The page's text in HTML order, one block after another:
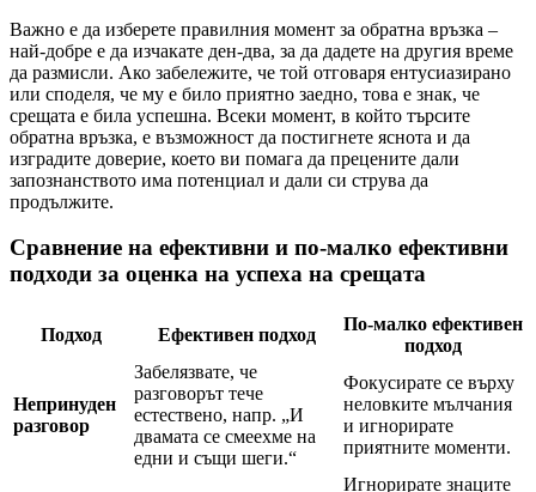
Важно е да изберете правилния момент за обратна връзка –
най-добре е да изчакате ден-два, за да дадете на другия време
да размисли. Ако забележите, че той отговаря ентусиазирано
или споделя, че му е било приятно заедно, това е знак, че
срещата е била успешна. Всеки момент, в който търсите
обратна връзка, е възможност да постигнете яснота и да
изградите доверие, което ви помага да прецените дали
запознанството има потенциал и дали си струва да
продължите.
Сравнение на ефективни и по-малко ефективни
подходи за оценка на успеха на срещата
Подход Ефективен подход
По-малко ефективен
подход
Непринуден
разговор
Забелязвате, че
разговорът тече
естествено, напр. „И
двамата се смеехме на
едни и същи шеги.“
Фокусирате се върху
неловките мълчания
и игнорирате
приятните моменти.
Игнорирате знаците